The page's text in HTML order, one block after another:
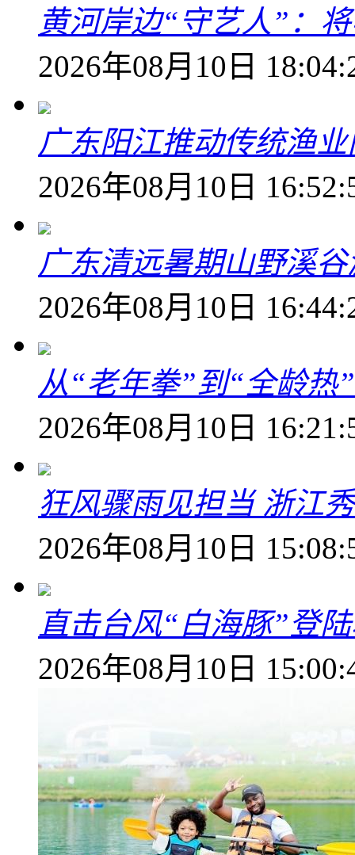
黄河岸边“守艺人”：
2026年08月10日
广东阳江推动传统渔
2026年08月10日
广东清远暑期山野溪
2026年08月10日
从“老年拳”到“全龄热
2026年08月10日
狂风骤雨见担当 浙江
2026年08月10日
直击台风“白海豚”登
2026年08月10日